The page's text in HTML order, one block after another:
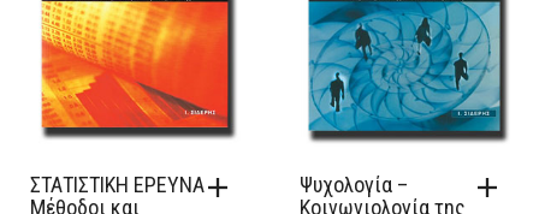
ΣΤΑΤΙΣΤΙΚΗ ΕΡΕΥΝΑ
Μέθοδοι και
Ψυχολογία –
Κοινωνιολογία της